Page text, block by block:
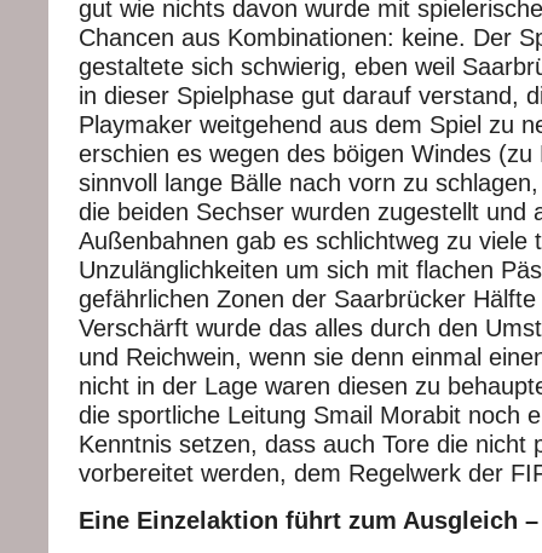
gut wie nichts davon wurde mit
Chancen aus Kombinationen: keine. Der
gestaltete sich schwierig, eben weil
in dieser Spielphase gut darauf verstand,
Playmaker weitgehend aus dem Spiel zu
erschien es wegen des böigen Windes (zu
sinnvoll lange Bälle nach vorn zu
die beiden Sechser wurden zugestellt und
Außenbahnen gab es schlichtweg zu viele
Unzulänglichkeiten um sich mit flachen
gefährlichen Zonen der Saarbrücker
Verschärft wurde das alles durch den
und Reichwein, wenn sie denn einmal
nicht in der Lage waren diesen zu
die sportliche Leitung Smail Morabit noch
Kenntnis setzen, dass auch Tore die nicht
vorbereitet werden, dem Regelwerk der
Eine Einzelaktion führt zum Ausgleich